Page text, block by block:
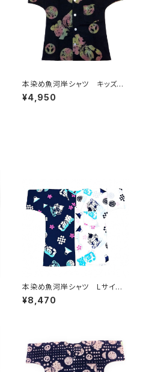
本染め魚河岸シャツ キッズ用1
00サイズ 認定証付き 木綿
晒 平和柄 黒×迷彩カモ 子
¥4,950
本染め魚河岸シャツ Lサイ
ズ 認定証付き 木綿晒 日本
製 やいちゃんスペシャル 注染
ツ 濱いちシャツ 焼津 浜通
り 港町
¥8,470